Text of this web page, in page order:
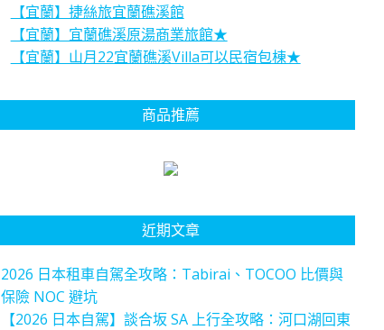
【宜蘭】捷絲旅宜蘭礁溪館
【宜蘭】宜蘭礁溪原湯商業旅館★
【宜蘭】山月22宜蘭礁溪Villa可以民宿包棟★
商品推薦
近期文章
2026 日本租車自駕全攻略：Tabirai、TOCOO 比價與
保險 NOC 避坑
【2026 日本自駕】談合坂 SA 上行全攻略：河口湖回東